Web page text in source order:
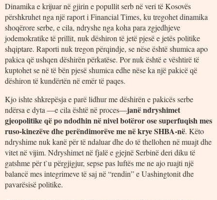
Dinamika e krijuar në gjirin e popullit serb në veri të Kosovës
përshkruhet nga një raport i Financial Times, ku tregohet dinamika
shoqërore serbe, e cila, ndryshe nga koha para zgjedhjeve
jodemokratike të prillit, nuk dëshiron të jetë pjesë e jetës politike
shqiptare. Raporti nuk tregon përqindje, se nëse është shumica apo
pakica që ushqen dëshirën përkatëse. Por nuk është e vështirë të
kuptohet se në të bën pjesë shumica edhe nëse ka një pakicë që
dëshiron të kundërtën në emër të paqes.
Kjo ishte shkrepësja e parë lidhur me dëshirën e pakicës serbe
ndërsa e dyta ―e cila është në proces―janë ndryshimet
gjeopolitike që po ndodhin në nivel botëror ose superfuqish mes
ruso-kinezëve dhe perëndimorëve me në krye SHBA-në. Këto
ndryshime nuk kanë për të ndaluar dhe do të thellohen në muajt dhe
vitet në vijim. Ndryshimet në fjalë e gjejnë Serbinë deri diku të
gatshme për t`u përgjigjur, sepse pas luftës me ne ajo ruajti një
balancë mes integrimeve të saj në “rendin” e Uashingtonit dhe
pavarësisë politike.